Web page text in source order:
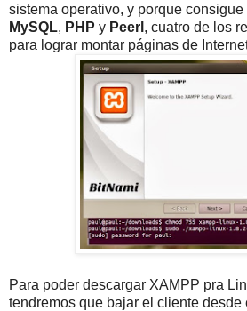
sistema operativo, y porque
MySQL, PHP y Peerl , cuatro de los
para lograr montar páginas de
Para poder descargar XAMPP pra
tendremos que bajar el cliente desde